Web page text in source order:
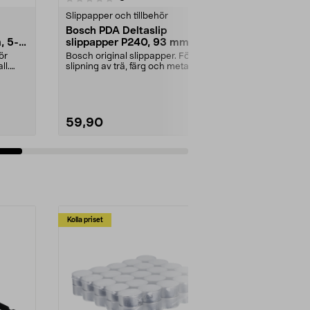
5-
Slippapper och tillbehör
Bosch PDA Deltaslip
slippapper P240, 93 mm, 5-
pack
Bosch original slippapper. För
slipning av trä, färg och metall.
59,90
Kolla priset